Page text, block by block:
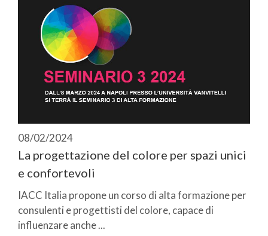
08/02/2024
La progettazione del colore per spazi unici
e confortevoli
IACC Italia propone un corso di alta formazione per
consulenti e progettisti del colore, capace di
influenzare anche ...